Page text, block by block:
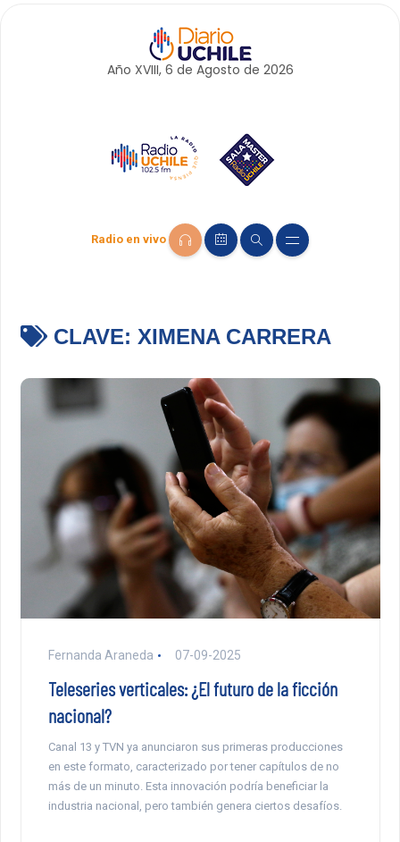
Año XVIII, 6 de Agosto de 2026
Radio en vivo
CLAVE: XIMENA CARRERA
Fernanda Araneda 07-09-2025
Teleseries verticales: ¿El futuro de la ficción
nacional?
Canal 13 y TVN ya anunciaron sus primeras producciones
en este formato, caracterizado por tener capítulos de no
más de un minuto. Esta innovación podría beneficiar la
industria nacional, pero también genera ciertos desafíos.